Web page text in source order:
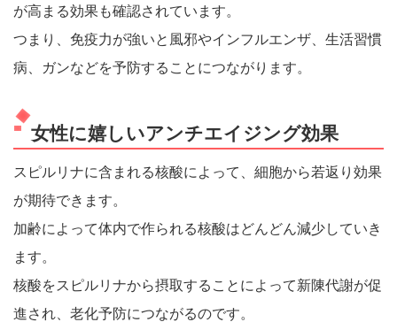
が高まる効果も確認されています。
つまり、免疫力が強いと風邪やインフルエンザ、生活習慣
病、ガンなどを予防することにつながります。
女性に嬉しいアンチエイジング効果
スピルリナに含まれる核酸によって、細胞から若返り効果
が期待できます。
加齢によって体内で作られる核酸はどんどん減少していき
ます。
核酸をスピルリナから摂取することによって新陳代謝が促
進され、老化予防につながるのです。